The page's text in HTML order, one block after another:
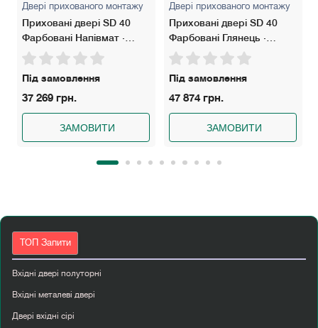
Двері прихованого монтажу
Приховані двері SD 40
Фарбовані Напівмат ·
Щитове полотно
Під замовлення
37 269 грн.
ЗАМОВИТИ
Двері прихованого монтажу
Приховані двері SD 40
Фарбовані Глянець ·
Алюмінієве полотно
Під замовлення
47 874 грн.
ЗАМОВИТИ
ТОП Запити
Вхідні двері полуторні
Вхідні металеві двері
Двері вхідні сірі